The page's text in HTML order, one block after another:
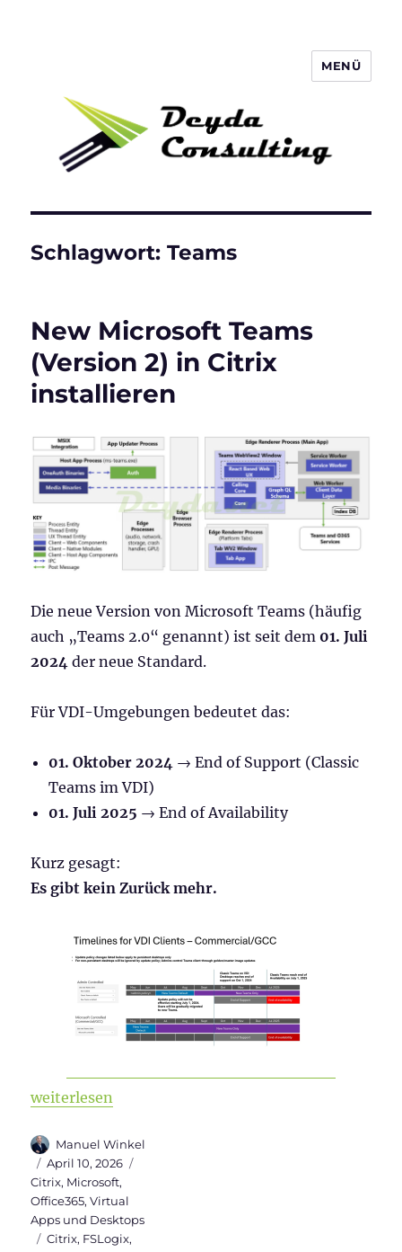
MENÜ
Schlagwort:Teams
New Microsoft Teams
(Version 2) in Citrix
installieren
Die neue Version von Microsoft Teams (häufig
auch „Teams 2.0“ genannt) ist seit dem 01. Juli
2024 der neue Standard.
Für VDI-Umgebungen bedeutet das:
01. Oktober 2024 → End of Support (Classic
Teams im VDI)
01. Juli 2025 → End of Availability
Kurz gesagt:
Es gibt kein Zurück mehr.
„New Microsoft Teams (Version 2) in Citrix
weiterlesen
Autor
Manuel Winkel
Veröffentlicht
am
April 10, 2026
Citrix, Microsoft,
Office365,Virtual
Apps und Desktops
Schlagwörter
Citrix, FSLogix,